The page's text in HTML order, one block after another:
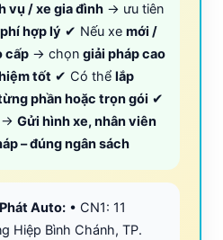
vụ / xe gia đình → ưu tiên
hợp lý ✔ Nếu xe mới /
cấp → chọn giải pháp cao
tốt ✔ Có thể lắp
phần hoặc trọn gói ✔
→ Gửi hình xe, nhân viên
– đúng ngân sách
Auto: • CN1: 11
Hiệp Bình Chánh, TP.